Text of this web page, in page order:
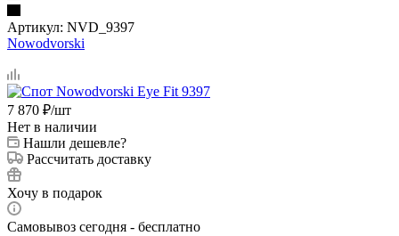
Артикул: NVD_9397
Nowodvorski
7 870 ₽/шт
Нет в наличии
Нашли дешевле?
Рассчитать доставку
Хочу в подарок
Самовывоз сегодня - бесплатно